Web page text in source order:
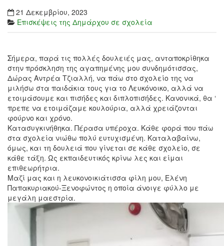
21 Δεκεμβρίου, 2023
Επισκέψεις της Δημάρχου σε σχολεία
Σήμερα, παρά τις πολλές δουλειές μας, ανταποκρίθηκα
στην πρόσκληση της αγαπημένης μου συνδημότισσας,
Δώρας Αντρέα Τζιαλλή, να πάω στο σχολείο της να
μιλήσω στα παιδάκια τους για το Λευκόνοικο, αλλά να
ετοιμάσουμε και πισήδες και διπλοπισήδες. Κανονικά, θα ‘
πρεπε να ετοιμάζαμε κουλούρια, αλλά χρειάζονται
φούρνο και χρόνο.
Κατασυγκινήθηκα. Πέρασα υπέροχα. Κάθε φορά που πάω
στα σχολεία νιώθω πολύ ευτυχισμένη. Καταλαβαίνω,
όμως, και τη δουλειά που γίνεται σε κάθε σχολείο, σε
κάθε τάξη. Ως εκπαιδευτικός κρίνω λες και είμαι
επιθεωρήτρια.
Μαζί μας και η λευκονοικιάτισσα φίλη μου, Ελένη
Παπακυριακού-Ξενοφώντος η οποία άνοιγε φύλλο με
μεγάλη μαεστρία.